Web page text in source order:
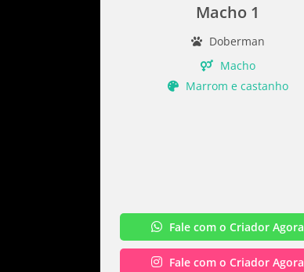
Macho 1
Doberman
Macho
Marrom e castanho
Fale com o Criador Agora
Fale com o Criador Agora